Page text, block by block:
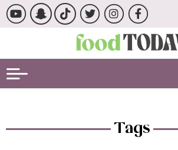
Tags